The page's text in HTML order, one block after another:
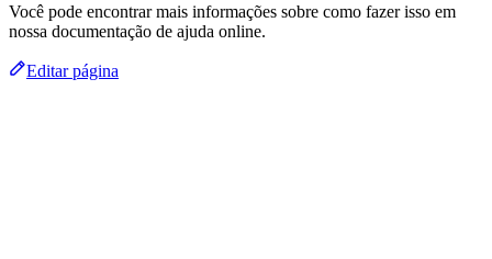
Você pode encontrar mais informações sobre como fazer isso em
nossa documentação de ajuda online.
Editar página